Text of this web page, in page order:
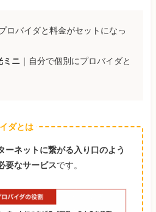
ロバイダと料金がセットになっ
ミニ ｜自分で個別にプロバイダと
ダとは
ーネットに繋がる入り口のよう
要なサービスです。